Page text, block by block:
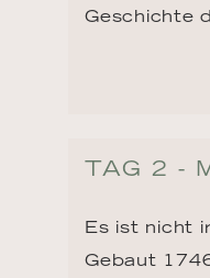
Geschichte
TAG 2 -
Es ist nicht
Gebaut